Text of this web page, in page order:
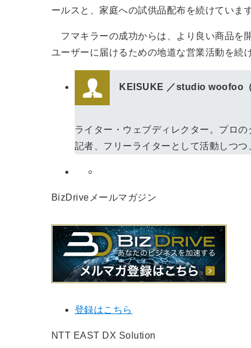
ールスと、家庭への試供品配布を続けています
フマキラーの成功からは、より良い商品を
ユーザーに届けるための地道な営業活動を続
KEISUKE ／studio woofoo
ライター・ウェブディレクター。プロ
記者、フリーライターとして活動しつ
BizDriveメールマガジン
登録はこちら
NTT EAST DX Solution